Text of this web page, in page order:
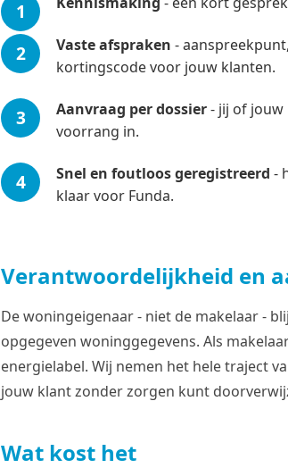
Vaste afspraken -
kortingscode voor jouw klanten.
Aanvraag per dossier- jij of jouw
voorrang in.
Snel en foutloos geregistreerd -
klaar voor Funda.
Verantwoordelijkheid en
De woningeigenaar - niet de makelaar -
opgegeven woninggegevens. Als
energielabel. Wij nemen het hele traject
jouw klant zonder zorgen kunt
Wat kost het